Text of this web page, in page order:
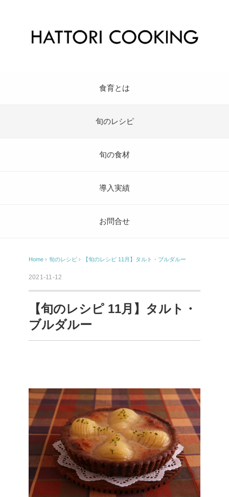
食育とは
旬のレシピ
旬の食材
導入実績
お問合せ
Home › 旬のレシピ › 【旬のレシピ 11月】タルト・ブルダルー
2021-11-12
【旬のレシピ 11月】タルト・
ブルダルー